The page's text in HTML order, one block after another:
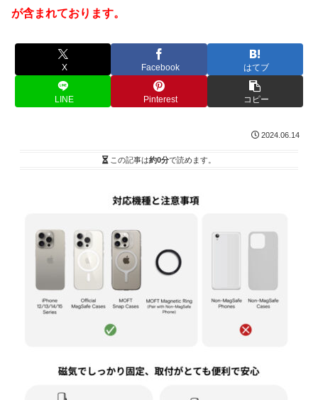
が含まれております。
X Facebook はてブ
LINE Pinterest コピー
2024.06.14
この記事は約0分で読めます。